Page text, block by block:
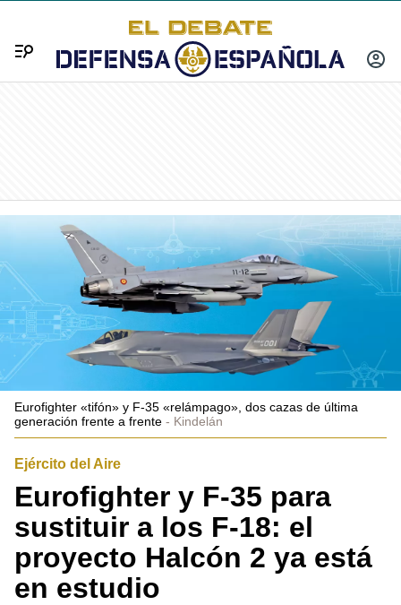
INICIAR
Menú
Eurofighter «tifón» y F-35 «relámpago», dos cazas de última
generación frente a frente
Kindelán
Ejército del Aire
Eurofighter y F-35 para
sustituir a los F-18: el
proyecto Halcón 2 ya está
en estudio